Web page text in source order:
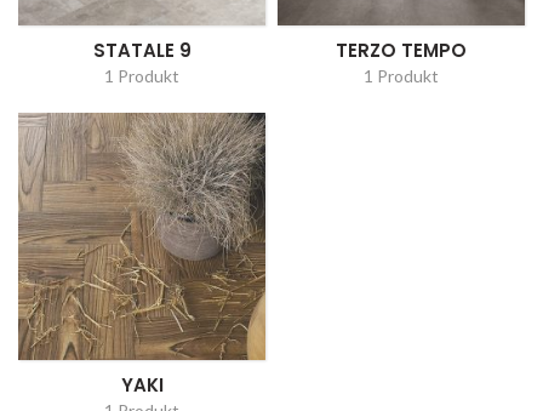
STATALE 9
1 Produkt
TERZO TEMPO
1 Produkt
YAKI